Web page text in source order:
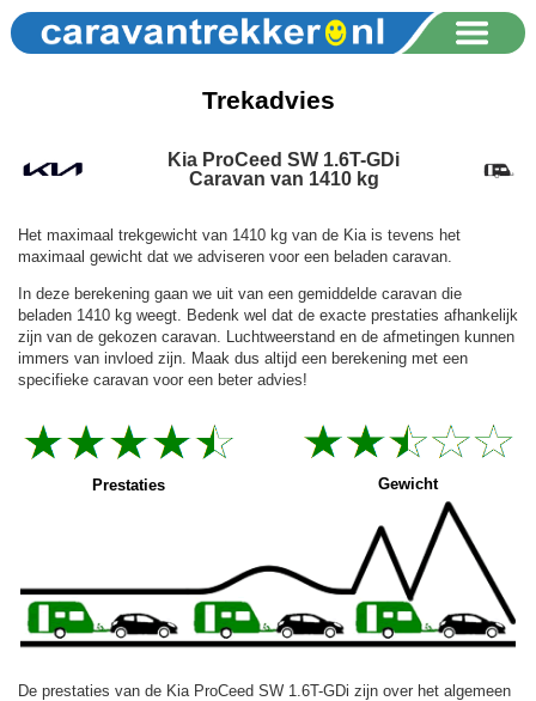
Trekadvies
Kia ProCeed SW 1.6T-GDi
Caravan van 1410 kg
Het maximaal trekgewicht van 1410 kg van de Kia is tevens het
maximaal gewicht dat we adviseren voor een beladen caravan.
In deze berekening gaan we uit van een gemiddelde caravan die
beladen 1410 kg weegt. Bedenk wel dat de exacte prestaties afhankelijk
zijn van de gekozen caravan. Luchtweerstand en de afmetingen kunnen
immers van invloed zijn. Maak dus altijd een berekening met een
specifieke caravan voor een beter advies!
Prestaties Gewicht
De prestaties van de Kia ProCeed SW 1.6T-GDi zijn over het algemeen